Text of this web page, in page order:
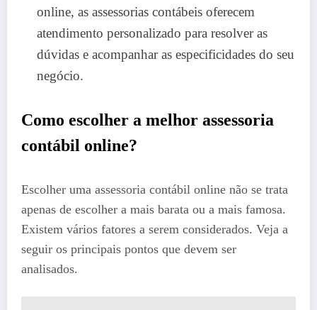
online, as assessorias contábeis oferecem
atendimento personalizado para resolver as
dúvidas e acompanhar as especificidades do seu
negócio.
Como escolher a melhor assessoria
contábil online?
Escolher uma assessoria contábil online não se trata
apenas de escolher a mais barata ou a mais famosa.
Existem vários fatores a serem considerados. Veja a
seguir os principais pontos que devem ser
analisados.